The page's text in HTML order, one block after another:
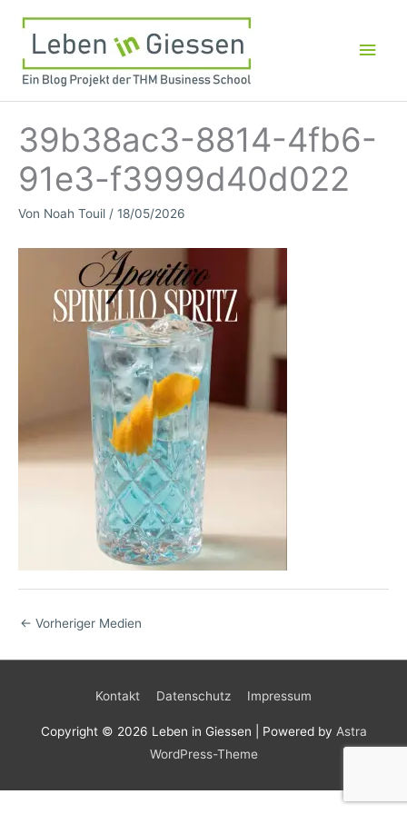
Inhalt
springen
39b38ac3-8814-4fb6-
91e3-f3999d40d022
Von Noah Touil / 18/05/2026
← Vorheriger Medien
Kontakt Datenschutz Impressum
Copyright © 2026 Leben in Giessen | Powered by Astra
WordPress-Theme